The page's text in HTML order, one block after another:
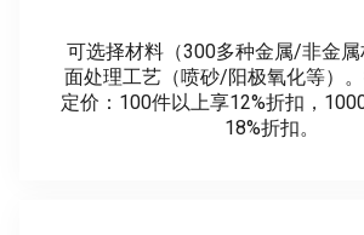
可选择材料（300多种金属/非金
面处理工艺（喷砂/阳极氧化等）
定价：100件以上享12%折扣，
18%折扣。